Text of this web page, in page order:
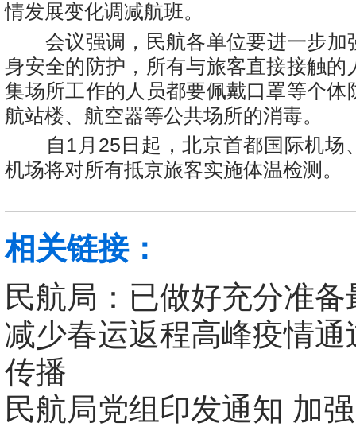
情发展变化调减航班。
会议强调，民航各单位要进一步加
身安全的防护，所有与旅客直接接触的
集场所工作的人员都要佩戴口罩等个体
航站楼、航空器等公共场所的消毒。
自 1 月 25 日起，北京首都国际机场
机场将对所有抵京旅客实施体温检测。
相关链接：
民航局：已做好充分准
减少春运返程高峰疫情通
传播
民航局党组印发通知 加